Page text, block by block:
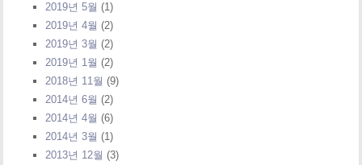
2019년 5월 (1)
2019년 4월 (2)
2019년 3월 (2)
2019년 1월 (2)
2018년 11월 (9)
2014년 6월 (2)
2014년 4월 (6)
2014년 3월 (1)
2013년 12월 (3)